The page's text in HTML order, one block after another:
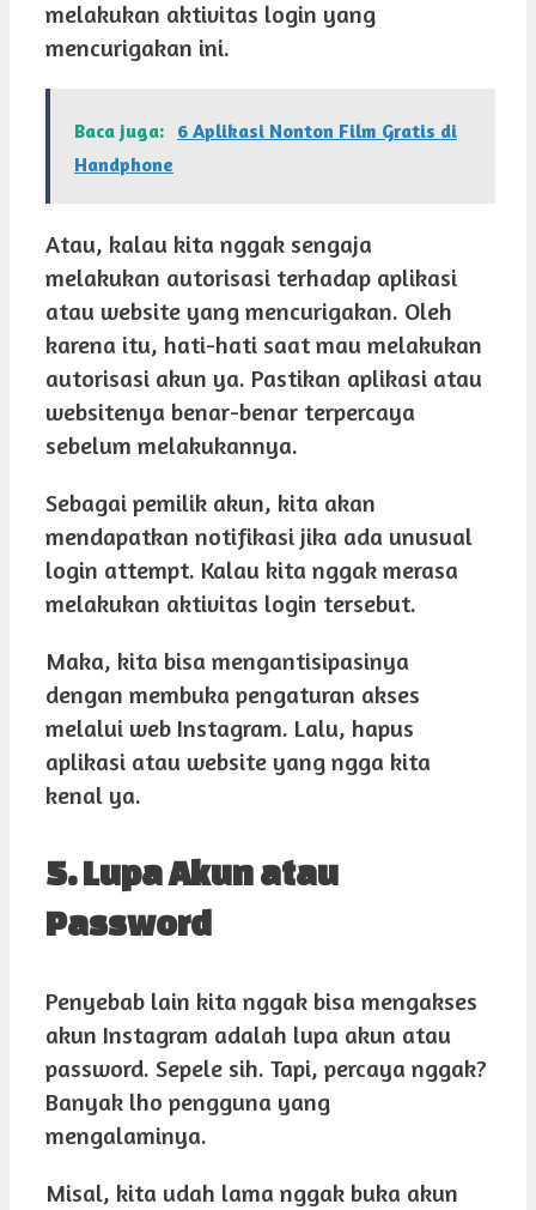
melakukan aktivitas login yang
mencurigakan ini.
Baca juga: 6 Aplikasi Nonton Film Gratis di
Handphone
Atau, kalau kita nggak sengaja
melakukan autorisasi terhadap aplikasi
atau website yang mencurigakan. Oleh
karena itu, hati-hati saat mau melakukan
autorisasi akun ya. Pastikan aplikasi atau
websitenya benar-benar terpercaya
sebelum melakukannya.
Sebagai pemilik akun, kita akan
mendapatkan notifikasi jika ada unusual
login attempt. Kalau kita nggak merasa
melakukan aktivitas login tersebut.
Maka, kita bisa mengantisipasinya
dengan membuka pengaturan akses
melalui web Instagram. Lalu, hapus
aplikasi atau website yang ngga kita
kenal ya.
5. Lupa Akun atau
Password
Penyebab lain kita nggak bisa mengakses
akun Instagram adalah lupa akun atau
password. Sepele sih. Tapi, percaya nggak?
Banyak lho pengguna yang
mengalaminya.
Misal, kita udah lama nggak buka akun